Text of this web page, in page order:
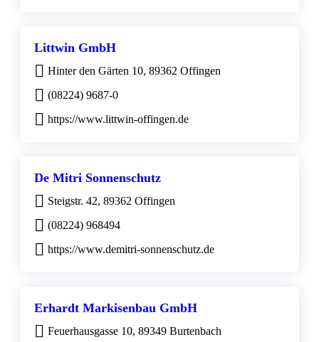
Littwin GmbH
Hinter den Gärten 10, 89362 Offingen
(08224) 9687-0
https://www.littwin-offingen.de
De Mitri Sonnenschutz
Steigstr. 42, 89362 Offingen
(08224) 968494
https://www.demitri-sonnenschutz.de
Erhardt Markisenbau GmbH
Feuerhausgasse 10, 89349 Burtenbach